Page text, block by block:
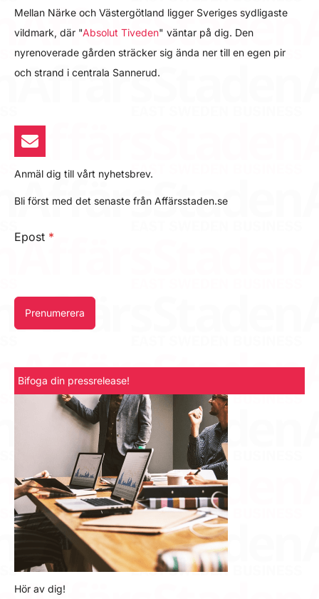
Mellan Närke och Västergötland ligger Sveriges sydligaste
vildmark, där "Absolut Tiveden" väntar på dig. Den
nyrenoverade gården sträcker sig ända ner till en egen pir
och strand i centrala Sannerud.
Anmäl dig till vårt nyhetsbrev.
Bli först med det senaste från Affärsstaden.se
Epost *
Prenumerera
Bifoga din pressrelease!
Hör av dig!